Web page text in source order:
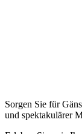
Sorgen Sie für
und spektakulärer